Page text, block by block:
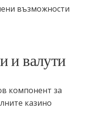
възможности
и валути
компонент за
казино